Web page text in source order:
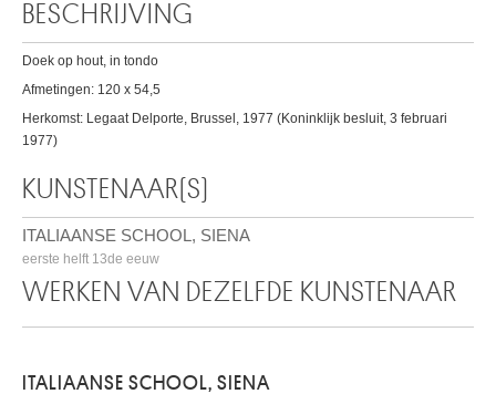
BESCHRIJVING
Doek op hout, in tondo
Afmetingen: 120 x 54,5
Herkomst: Legaat Delporte, Brussel, 1977 (Koninklijk besluit, 3 februari
1977)
KUNSTENAAR(S)
ITALIAANSE SCHOOL, SIENA
eerste helft 13de eeuw
WERKEN VAN DEZELFDE KUNSTENAAR
ITALIAANSE SCHOOL, SIENA